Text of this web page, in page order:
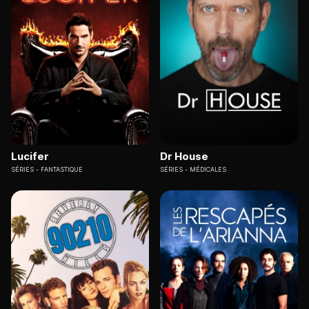
une sensibilité rare.
« Samuel, 18h30 » s'impose comme l'une des
propositions les plus originales de la chaîne. Cettesérie
TV en streaming au format ultra-court(environ cinq
minutes par épisode) propose une immersion dans le
quotidien d'un tournage à travers des plans-séquences
saisissants.
Arte propose également « Empathie », une
policière de quatre épisodes de 52 minutes,
réalisation impeccable.
Séries TV France 2, TF1, M6 : où et comment les regarder
en streaming ?
Les chaînes françaises proposent aujourd'hui un large
éventail de séries TV accessibles en streaming. Que vous
soyez amateur de thrillers haletants, de comédies
Lucifer
SÉRIES FANTASTIQUE
Dr House
SÉRIES MÉDICALES